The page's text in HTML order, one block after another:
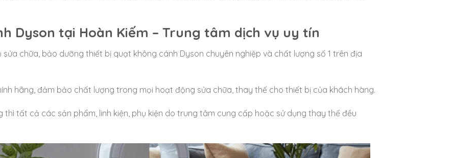
Dyson tại Hoàn Kiếm – Trung tâm dịch vụ uy tín
chữa, bảo dưỡng thiết bị quạt không cánh Dyson chuyên nghiệp và chất lượng số 1 trên địa
hãng, đảm bảo chất lượng trong mọi hoạt động sửa chữa, thay thế cho thiết bị của khách hàng.
tất cả các sản phẩm, linh kiện, phụ kiện do trung tâm cung cấp hoặc sử dụng thay thế đều